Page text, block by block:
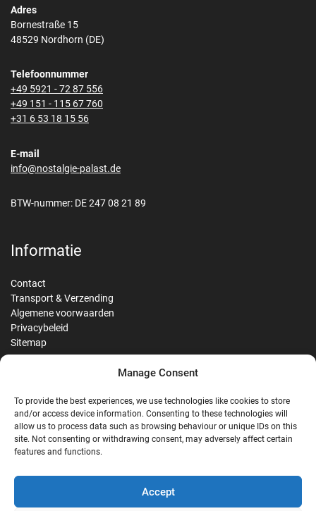
Manage Consent
To provide the best experiences, we use technologies like cookies to store
and/or access device information. Consenting to these technologies will
allow us to process data such as browsing behaviour or unique IDs on this
site. Not consenting or withdrawing consent, may adversely affect certain
features and functions.
Accept
Adres
Bornestraße 15
48529 Nordhorn (DE)
Telefoonnummer
+49 5921 - 72 87 556
+49 151 - 115 67 760
+31 6 53 18 15 56
E-mail
info@nostalgie-palast.de
BTW-nummer: DE 247 08 21 89
Informatie
Contact
Transport & Verzending
Algemene voorwaarden
Privacybeleid
Sitemap
G Google Reviews